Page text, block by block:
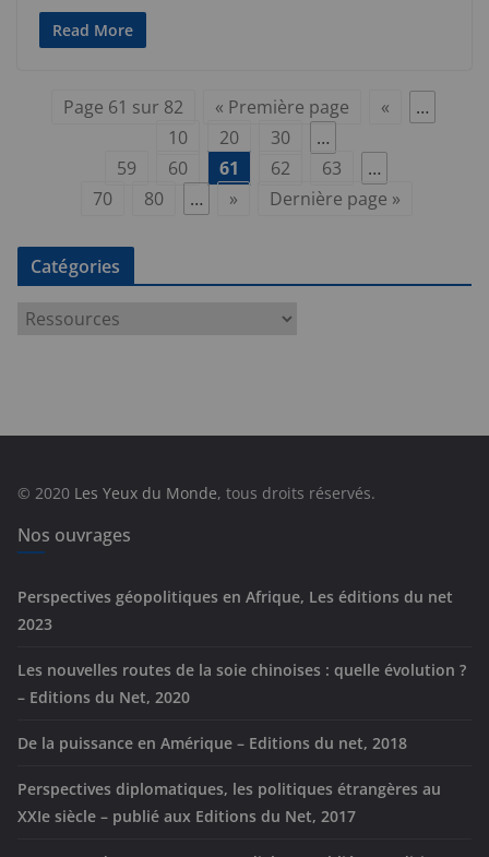
Read More
Page 61 sur 82 « Première page «
…
10
20 30
…
59
60 61 62 63
…
70
80 … » Dernière page »
Catégories
e
s
© 2020 Les Yeux du Monde, tous droits réservés.
Nos ouvrages
Perspectives géopolitiques en Afrique, Les éditions du net
2023
Les nouvelles routes de la soie chinoises : quelle évolution ?
– Editions du Net, 2020
De la puissance en Amérique – Editions du net, 2018
Perspectives diplomatiques, les politiques étrangères au
XXIe siècle – publié aux Editions du Net, 2017